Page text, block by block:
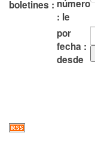
boletines : número
: le
por
fecha :
desde